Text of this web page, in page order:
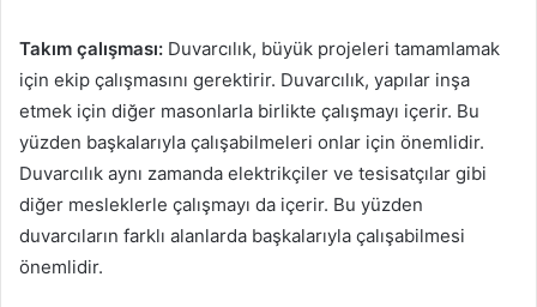
Takım çalışması: Duvarcılık, büyük projeleri tamamlamak
için ekip çalışmasını gerektirir. Duvarcılık, yapılar inşa
etmek için diğer masonlarla birlikte çalışmayı içerir. Bu
yüzden başkalarıyla çalışabilmeleri onlar için önemlidir.
Duvarcılık aynı zamanda elektrikçiler ve tesisatçılar gibi
diğer mesleklerle çalışmayı da içerir. Bu yüzden
duvarcıların farklı alanlarda başkalarıyla çalışabilmesi
önemlidir.